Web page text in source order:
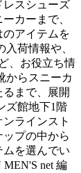
レスシューズ
カーまで、
アイテムを
荷情報や、
、お役立ち情
からスニーカ
まで、展開
ズ館地下1階
ラインスト
プの中から
ムを選んでい
net 編